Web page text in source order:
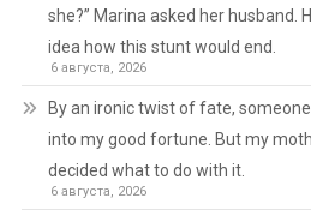
she?” Marina asked her husband.
idea how this stunt would end.
6 августа, 2026
By an ironic twist of fate,
into my good fortune. But my
decided what to do with it.
6 августа, 2026